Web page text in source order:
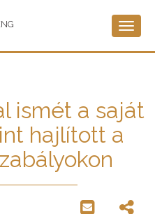
ismét a saját
hajlított a